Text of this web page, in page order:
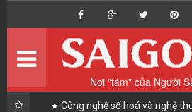
Nơi "tám" của Người
cho
Công nghệ số hoá và nghệ
Trang chủ
Du lịch Vi vu
Ẩm thực Ăn & Uống